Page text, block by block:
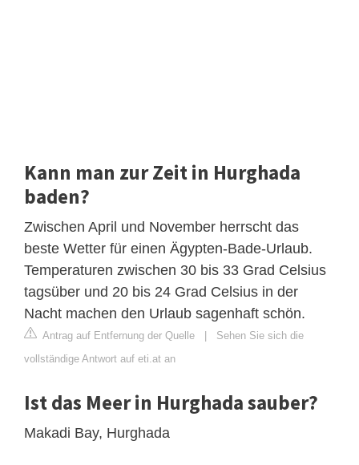
Kann man zur Zeit in Hurghada
baden?
Zwischen April und November herrscht das
beste Wetter für einen Ägypten-Bade-Urlaub.
Temperaturen zwischen 30 bis 33 Grad Celsius
tagsüber und 20 bis 24 Grad Celsius in der
Nacht machen den Urlaub sagenhaft schön.
Antrag auf Entfernung der Quelle
Sehen Sie sich die
vollständige Antwort auf eti.at an
Ist das Meer in Hurghada sauber?
Makadi Bay, Hurghada